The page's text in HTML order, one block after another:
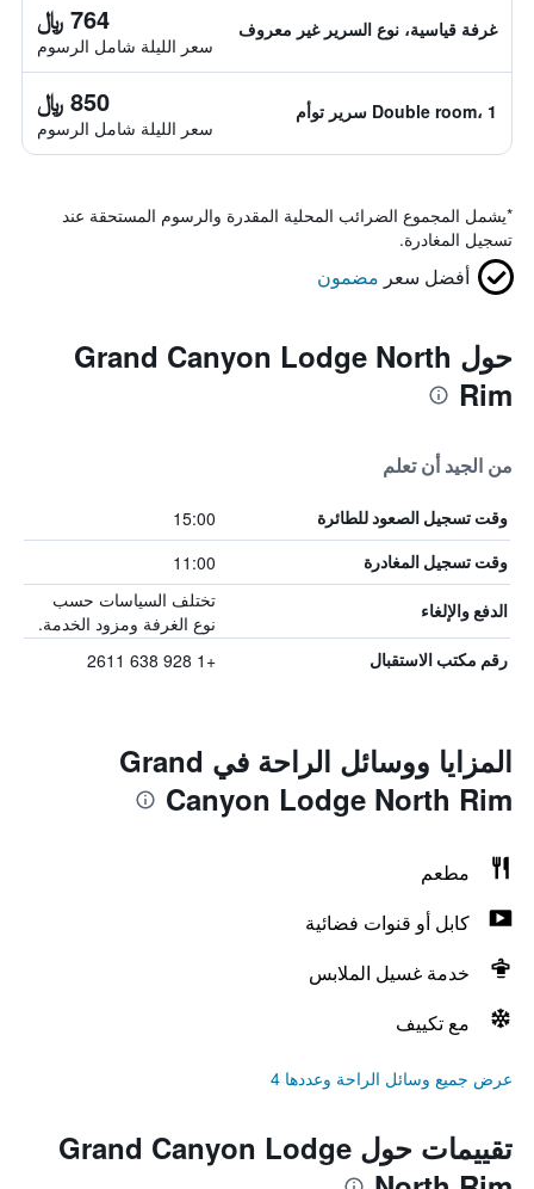
غرفة قياسية، نوع السرير غير معروف 764 ﷼
سعر الليلة شامل الرسوم
Double room، 1 سرير توأم 850 ﷼
سعر الليلة شامل الرسوم
*يشمل المجموع الضرائب المحلية المقدرة والرسوم المستحقة عند
تسجيل المغادرة.
أفضل سعر مضمون
حول Grand Canyon Lodge North
Rim
من الجيد أن تعلم
وقت تسجيل الصعود للطائرة 15:00
وقت تسجيل المغادرة 11:00
الدفع والإلغاء
تختلف السياسات حسب
نوع الغرفة ومزود الخدمة.
رقم مكتب الاستقبال +1 928 638 2611
المزايا ووسائل الراحة في Grand
Canyon Lodge North Rim
مطعم
كابل أو قنوات فضائية
خدمة غسيل الملابس
مع تكييف
عرض جميع وسائل الراحة وعددها 4
تقييمات حول Grand Canyon Lodge